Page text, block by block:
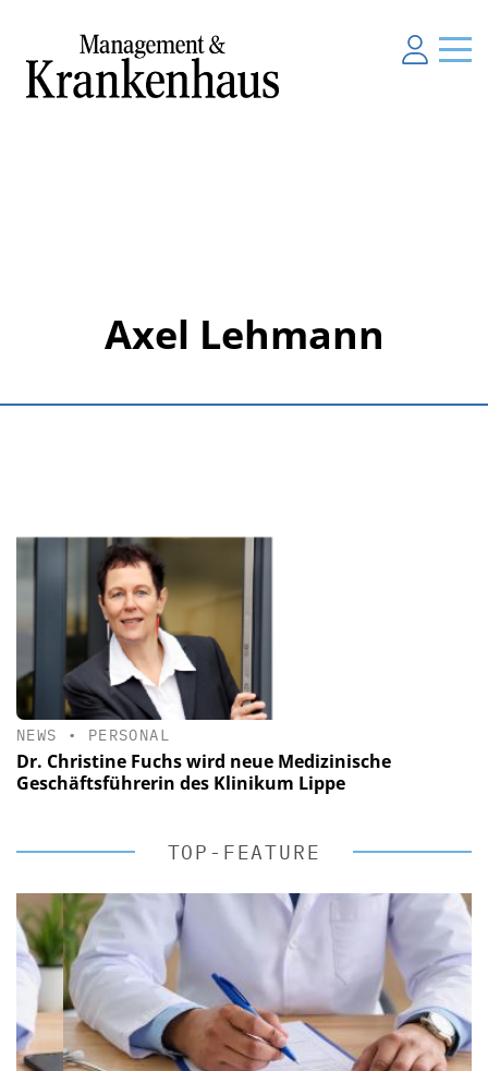
Axel Lehmann
NEWS • PERSONAL
Dr. Christine Fuchs wird neue Medizinische
Geschäftsführerin des Klinikum Lippe
TOP-FEATURE